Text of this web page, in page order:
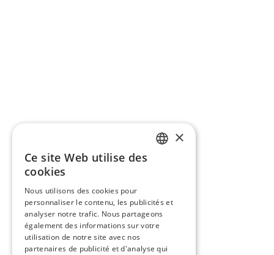
×
Ce site Web utilise des
cookies
Nous utilisons des cookies pour
personnaliser le contenu, les publicités et
analyser notre trafic. Nous partageons
également des informations sur votre
utilisation de notre site avec nos
partenaires de publicité et d'analyse qui